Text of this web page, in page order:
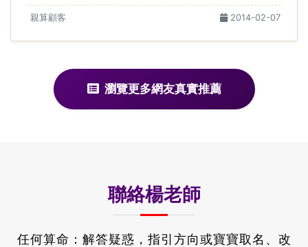
親算顧客 2014-02-07
瀏覽更多網友真實推薦
聯絡楊老師
任何算命：解答疑惑，指引方向或寶寶取名、改